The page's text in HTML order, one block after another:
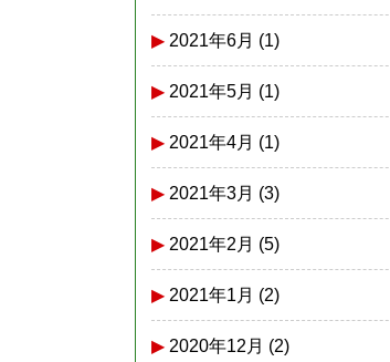
2021年6月 (1)
2021年5月 (1)
2021年4月 (1)
2021年3月 (3)
2021年2月 (5)
2021年1月 (2)
2020年12月 (2)